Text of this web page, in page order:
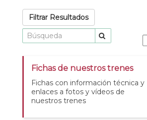
Filtrar Resultados
Fichas de nuestros trenes
Fichas con información técnica y
enlaces a fotos y vídeos de
nuestros trenes